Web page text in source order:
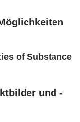
of Substance
und -